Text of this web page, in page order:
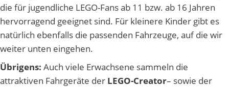
die für jugendliche LEGO-Fans ab 11 bzw. ab 16 Jahren
hervorragend geeignet sind. Für kleinere Kinder gibt es
natürlich ebenfalls die passenden Fahrzeuge, auf die wir
weiter unten eingehen.
Übrigens: Auch viele Erwachsene sammeln die
attraktiven Fahrgeräte der LEGO-Creator– sowie der